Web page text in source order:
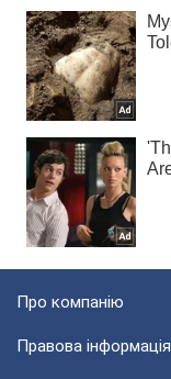
Про компанію
Правова інформація